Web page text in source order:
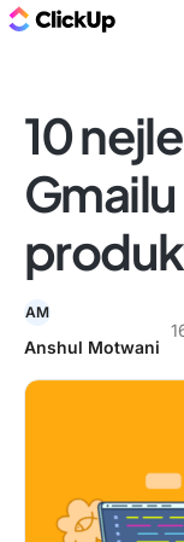
10
AM
Anshul Motwani